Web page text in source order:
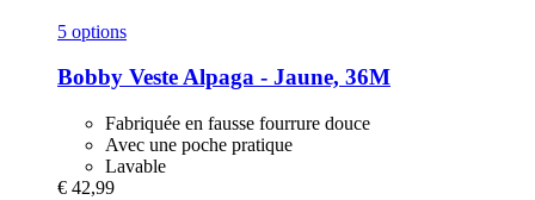
5 options
Bobby Veste Alpaga -​ Jaune, 36M
Fabriquée en fausse fourrure douce
Avec une poche pratique
Lavable
€ 42,99